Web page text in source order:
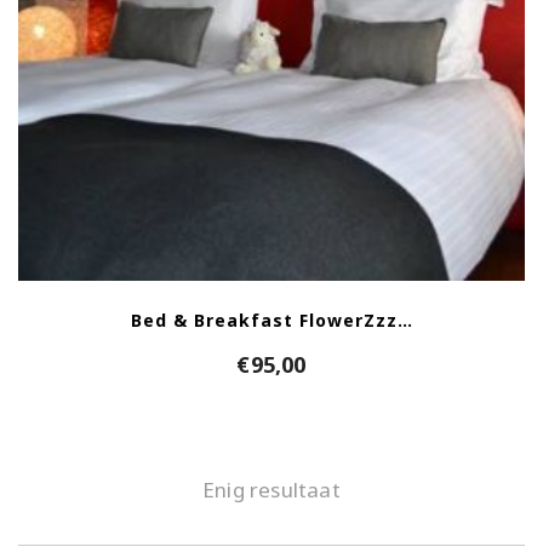
Bed & Breakfast FlowerZzz…
€95,00
Enig resultaat